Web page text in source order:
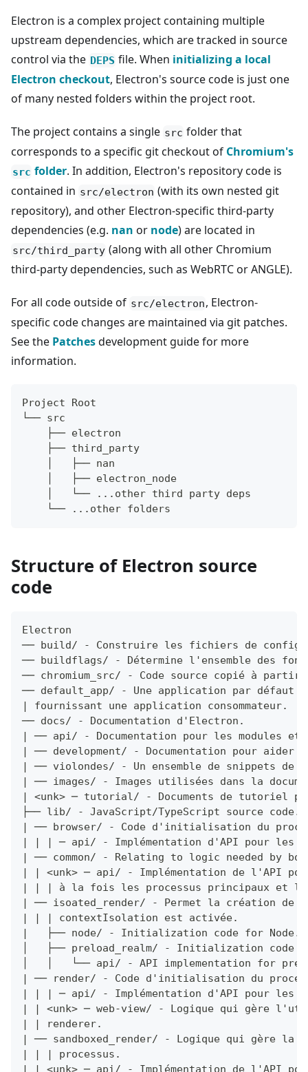
Electron is a complex project containing multiple
upstream dependencies, which are tracked in source
control via the DEPS file. When initializing a local
Electron checkout, Electron's source code is just one
of many nested folders within the project root.
The project contains a single src folder that
corresponds to a specific git checkout of Chromium's
src folder. In addition, Electron's repository code is
contained in src/electron (with its own nested git
repository), and other Electron-specific third-party
dependencies (e.g. nan or node) are located in
src/third_party (along with all other Chromium
third-party dependencies, such as WebRTC or ANGLE).
For all code outside of src/electron, Electron-
specific code changes are maintained via git patches.
See the Patchesdevelopment guide for more
information.
Project Root
└── src
    ├── electron
    ├── third_party
    │   ├── nan
    │   ├── electron_node
    │   └── ...other third party deps
    └── ...other folders
Structure of Electron source
code
Electron
── build/ - Construire les fichiers de
── buildflags/ - Détermine l'ensemble des
── chromium_src/ - Code source copié à
── default_app/ - Une application par défaut
| fournissant une application consommateur.
── docs/ - Documentation d'Electron.
| ── api/ - Documentation pour les modules
| ── development/ - Documentation pour aider
| ── violondes/ - Un ensemble de snippets de
| ── images/ - Images utilisées dans la
| <unk> ─ tutorial/ - Documents de tutoriel
├── lib/ - JavaScript/TypeScript source code.
| ── browser/ - Code d'initialisation du
| | | ─ api/ - Implémentation d'API pour les
| ── common/ - Relating to logic needed by
| | <unk> ─ api/ - Implémentation de l'API
| | | à la fois les processus principaux et les
| ── isoated_render/ - Permet la création de
| | | contextIsolation est activée.
|   ├── node/ - Initialization code for
│   ├── preload_realm/ - Initialization code
│   │   └── api/ - API implementation for
| ── render/ - Code d'initialisation du
| | | ─ api/ - Implémentation d'API pour les
| | <unk> ─ web-view/ - Logique qui gère
| | renderer.
| ── sandboxed_render/ - Logique qui gère la
| | | processus.
| | <unk> ─ api/ - Implémentation de l'API